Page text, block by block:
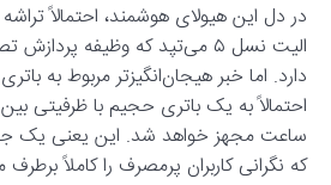
الیت نسل ۵ می‌تپد که وظیفه
ساعت مجهز خواهد شد. این یعنی یک
که نگرانی کاربران پرمصرف را کاملاً